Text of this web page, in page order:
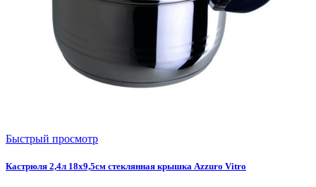
Быстрый просмотр
Кастрюля 2,4л 18х9,5см стеклянная крышка Azzuro Vitro